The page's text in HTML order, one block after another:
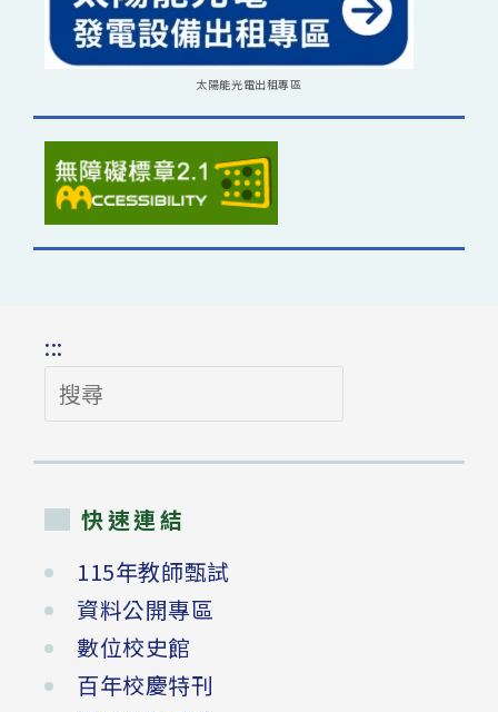
太陽能光電出租專區
:::
搜
尋
快速連結
115年教師甄試
資料公開專區
數位校史館
百年校慶特刊